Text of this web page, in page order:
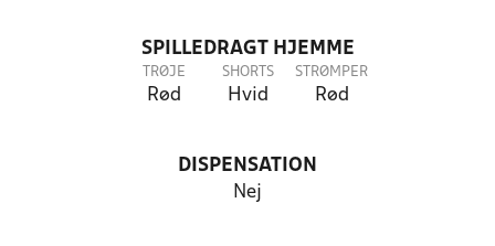
SPILLEDRAGT HJEMME
TRØJE
Rød
SHORTS
Hvid
STRØMPER
Rød
DISPENSATION
Nej